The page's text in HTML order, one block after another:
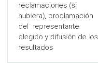
reclamaciones (si
hubiera), proclamación
del representante
elegido y difusión de los
resultados